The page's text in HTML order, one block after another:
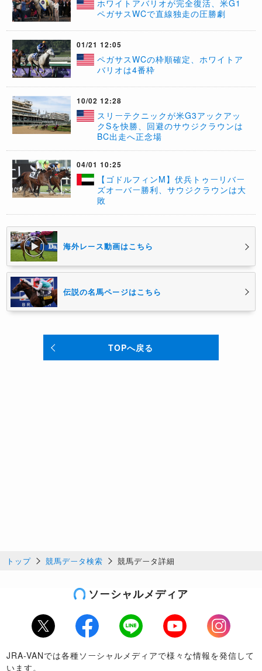
ホワイトアバリオが完全復活、米G1
ペガサスWCで直線独走の圧勝劇
01/21 12:05
ペガサスWCの枠順確定、ホワイトア
バリオは4番枠
10/02 12:28
スリーテクニックが米G3アックアッ
クSを快勝、回避のサウジクラウンは
BC出走へ正念場
04/01 10:25
【ゴドルフィンM】伏兵トゥーリバー
ズオーバー勝利、サウジクラウンは大
敗
海外レース動画はこちら
伝説の名馬ページはこちら
TOPへ戻る
トップ 競馬データ検索 競馬データ詳細
ソーシャルメディア
Twitter Facebook LINE Youtube
Instagram
JRA-VANでは各種ソーシャルメディアで様々な情報を発信して
います。